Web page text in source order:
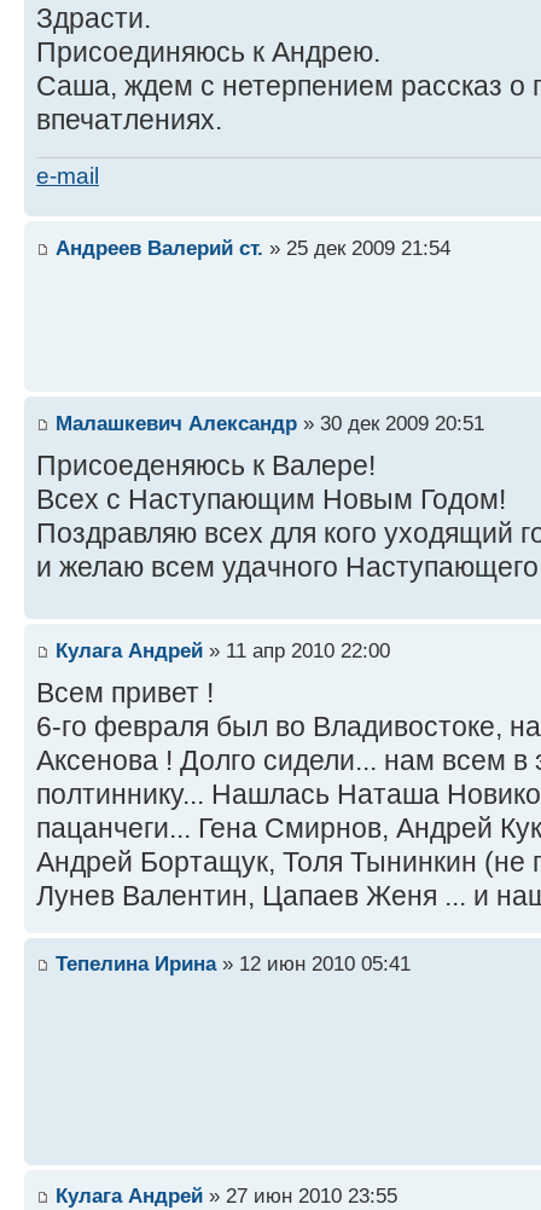
Здрасти.
Присоединяюсь к Андрею.
Саша, ждем с нетерпением рассказ о
впечатлениях.
e-mail
Андреев Валерий ст. » 25 дек 2009 21:54
Малашкевич Александр » 30 дек 2009 20:51
Присоеденяюсь к Валере!
Всех с Наступающим Новым Годом!
Поздравляю всех для кого уходящий
и желаю всем удачного
Кулага Андрей » 11 апр 2010 22:00
Всем привет !
6-го февраля был во Владивостоке,
Аксенова ! Долго сидели... нам всем в
полтиннику... Нашлась Наташа
пацанчеги... Гена Смирнов, Андрей
Андрей Бортащук, Толя Тынинкин (не
Лунев Валентин, Цапаев Женя ... и
Тепелина Ирина» 12 июн 2010 05:41
Кулага Андрей » 27 июн 2010 23:55